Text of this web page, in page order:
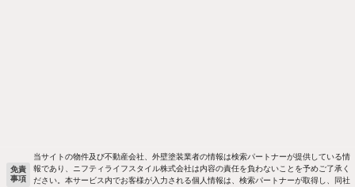
免責
事項
当サイトの物件及び不動産会社、外壁塗装業者の情報は検索パートナーが提供している情
報であり、ニフティライフスタイル株式会社は内容の責任を負わないことを予めご了承く
ださい。本サービス内でお客様が入力される個人情報は、検索パートナーが取得し、同社